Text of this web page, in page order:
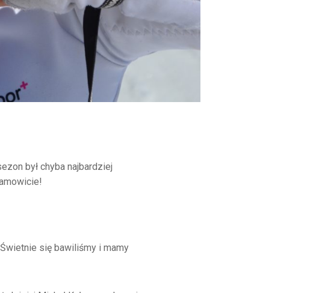
był chyba najbardziej
się bawiliśmy i mamy